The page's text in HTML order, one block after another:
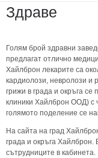
Здраве
Голям брой здравни
предлагат отлично
Хайлброн лекарите са
кардиолози, невролози и
грижи в града и окръга
клиники Хайлброн ООД) с
голямото поделение се
На сайта на град
града и окръга Хайлброн.
сътрудниците в кабинета.